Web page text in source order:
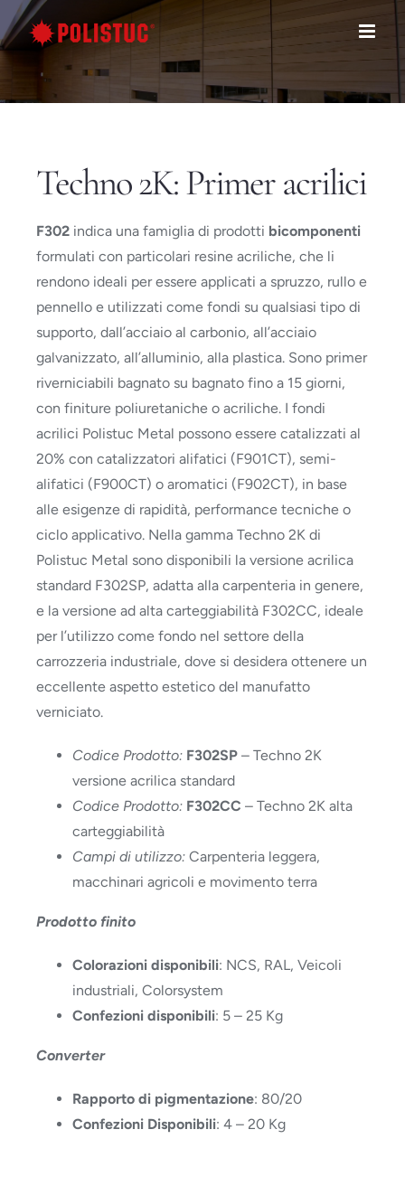
Salta
al
Techno 2K: Primer acrilici
F302indica una famiglia di prodotti bicomponenti
formulati con particolari resine acriliche, che li
rendono ideali per essere applicati a spruzzo, rullo e
pennello e utilizzati come fondi su qualsiasi tipo di
supporto, dall’acciaio al carbonio, all’acciaio
galvanizzato, all’alluminio, alla plastica. Sono primer
riverniciabili bagnato su bagnato fino a 15 giorni,
con finiture poliuretaniche o acriliche. I fondi
acrilici Polistuc Metal possono essere catalizzati al
20% con catalizzatori alifatici (F901CT), semi-
alifatici (F900CT) o aromatici (F902CT), in base
alle esigenze di rapidità, performance tecniche o
ciclo applicativo. Nella gamma Techno 2K di
Polistuc Metal sono disponibili la versione acrilica
standard F302SP, adatta alla carpenteria in genere,
e la versione ad alta carteggiabilità F302CC, ideale
per l’utilizzo come fondo nel settore della
carrozzeria industriale, dove si desidera ottenere un
eccellente aspetto estetico del manufatto
verniciato.
Codice Prodotto: F302SP– Techno 2K
versione acrilica standard
Codice Prodotto: F302CC – Techno 2K alta
carteggiabilità
Campi di utilizzo:Carpenteria leggera,
macchinari agricoli e movimento terra
Prodotto finito
Colorazioni disponibili: NCS, RAL, Veicoli
industriali, Colorsystem
Confezioni disponibili: 5 – 25 Kg
Converter
Rapporto di pigmentazione: 80/20
Confezioni Disponibili: 4 – 20 Kg